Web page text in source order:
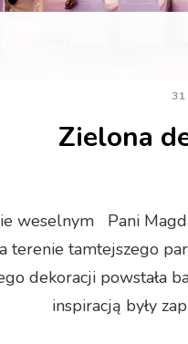
31
Zielona
weselnym Pani
tamtejszego
dekoracji powstała
inspiracją były